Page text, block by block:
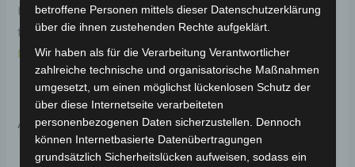
Haltbarkeit. Weitere Informationen zum Fahrzeug
findest du hier: Volta Motor 3-Rad Seniorenmobil VM4
NEO.
Ähnliche Produkte
betroffene Personen mittels dieser Datenschutzerklärung
über die ihnen zustehenden Rechte aufgeklärt.
Wir haben als für die Verarbeitung Verantwortlicher
zahlreiche technische und organisatorische Maßnahmen
umgesetzt, um einen möglichst lückenlosen Schutz der
über diese Internetseite verarbeiteten
personenbezogenen Daten sicherzustellen. Dennoch
können Internetbasierte Datenübertragungen
grundsätzlich Sicherheitslücken aufweisen, sodass ein